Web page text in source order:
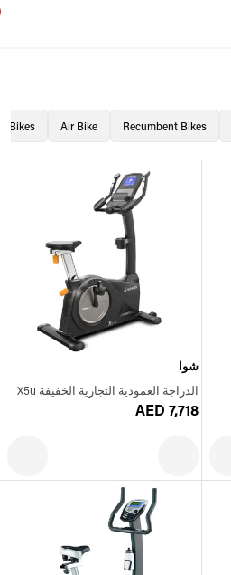
Recumbent Bikes
Air Bike
Bikes
شوا
الدراجة العمودية التجارية الخفيفة X5u
AED 7,718